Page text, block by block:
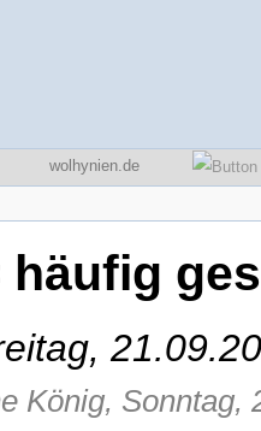
wolhynien.de
häufig
König, Sonntag,